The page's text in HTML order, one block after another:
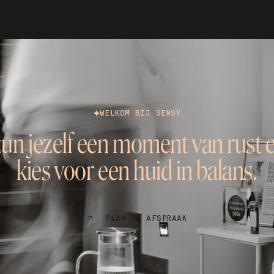
WELKOM BIJ SENSY
jezelf een moment van rust
kies voor een huid in balans.
PLAN JE AFSPRAAK